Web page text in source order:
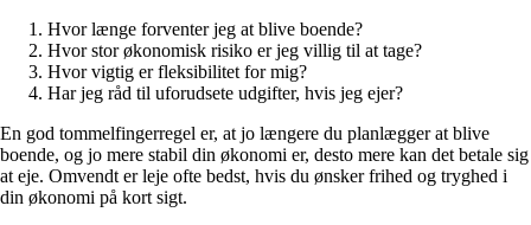
Hvor længe forventer jeg at blive boende?
Hvor stor økonomisk risiko er jeg villig til at tage?
Hvor vigtig er fleksibilitet for mig?
Har jeg råd til uforudsete udgifter, hvis jeg ejer?
En god tommelfingerregel er, at jo længere du planlægger at blive
boende, og jo mere stabil din økonomi er, desto mere kan det betale sig
at eje. Omvendt er leje ofte bedst, hvis du ønsker frihed og tryghed i
din økonomi på kort sigt.